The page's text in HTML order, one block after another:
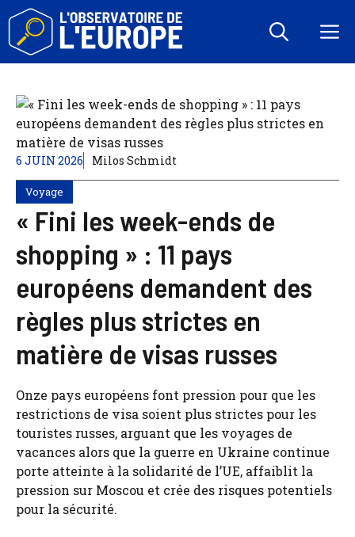
Aller
contenu
6 JUIN 2026 Milos Schmidt
Voyage
« Fini les week-ends de
shopping » : 11 pays
européens demandent des
règles plus strictes en
matière de visas russes
Onze pays européens font pression pour que les
restrictions de visa soient plus strictes pour les
touristes russes, arguant que les voyages de
vacances alors que la guerre en Ukraine continue
porte atteinte à la solidarité de l’UE, affaiblit la
pression sur Moscou et crée des risques potentiels
pour la sécurité.